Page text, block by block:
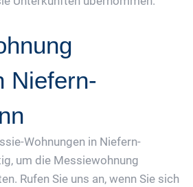
Niefern-
Wohnungen in Niefern-
um die Messiewohnung
Rufen Sie uns an, wenn Sie sich